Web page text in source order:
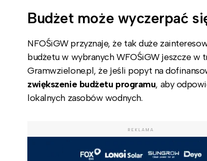
Budżet może wyczerpać
NFOŚiGW przyznaje, że tak duże
budżetu w wybranych WFOŚiGW jeszcze w
Gramwzielone.pl, że jeśli popyt na
zwiększenie budżetu programu, aby
lokalnych zasobów wodnych.
REKLAMA